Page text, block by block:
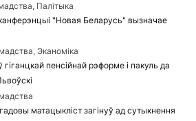
Палітыка
"Новая Беларусь" вызначае
Эканоміка
пенсійнай рэформе і пакуль да
матацыкліст загінуў ад сутыкнення